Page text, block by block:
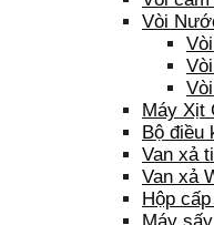
Vòi
Máy Xịt
Bộ điều
Van xả
Van xả
Hộp